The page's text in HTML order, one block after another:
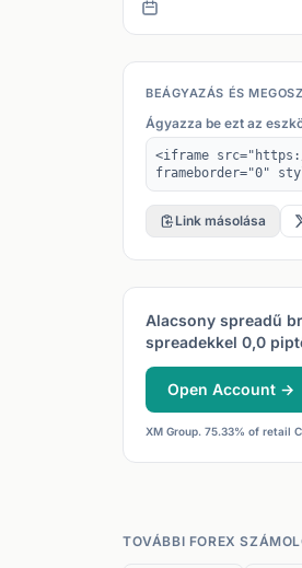
BEÁGYAZÁS ÉS
Ágyazza be ezt az
Link másolása
Alacsony spreadű
spreadekkel 0,0
Open Account →
XM Group. 75.33% of retail
TOVÁBBI FOREX